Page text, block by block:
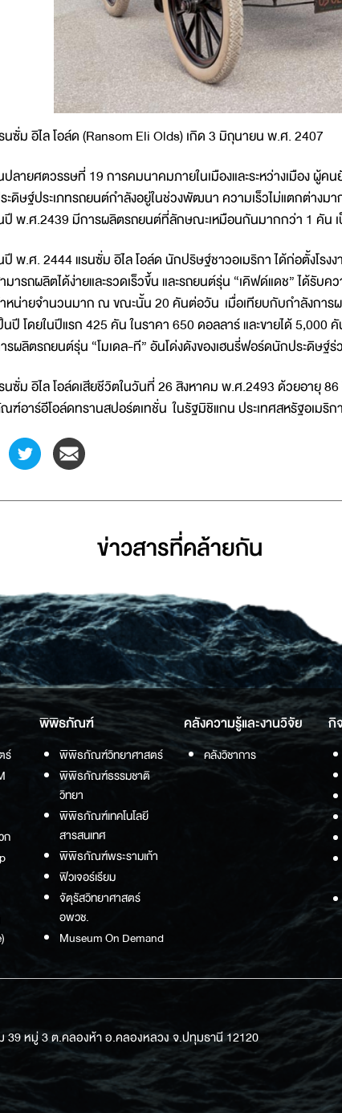
นซั่ม อิไล โอล์ด (Ransom Eli Olds) เกิด 3 มิถุนายน พ.ศ. 2407
ปลายศตวรรษที่ 19 การคมนาคมภายในเมืองและระหว่างเมือง ผู้คน
ะดิษฐ์ประเภทรถยนต์กำลังอยู่ในช่วงพัฒนา ความเร็วไม่แตกต่างม
ปี พ.ศ.2439 มีการผลิตรถยนต์ที่ลักษณะเหมือนกันมากกว่า 1 คัน เ
ปี พ.ศ. 2444 แรนซั่ม อิไล โอล์ด นักปริษฐ์ชาวอเมริกา ได้ก่อตั้งโร
มารถผลิตได้ง่ายและรวดเร็วขึ้น และรถยนต์รุ่น “เคิฟด์แดช” ได้รับ
หน่ายจำนวนมาก ณ ขณะนั้น 20 คันต่อวัน เมื่อเทียบกับกำลังการผ
นปี โดยในปีแรก 425 คัน ในราคา 650 ดอลลาร์ และขายได้
รผลิตรถยนต์รุ่น “โมเดล-ที” อันโด่งดังของเฮนรี่ฟอร์ดนักประดิษฐ์
นซั่ม อิไล โอล์ดเสียชีวิตในวันที่ 26 สิงหาคม พ.ศ.2493 ด้วยอายุ
ฑ์อาร์อีโอล์ดทรานสปอร์ตเทชั่น ในรัฐมิชิแกน ประเทศสหรัฐอเมริก
ข่าวสารที่่คล้ายกัน
ร์
ก
พิพิธภัณฑ์
พิพิธภัณฑ์วิทยาศาสตร์
พิพิธภัณฑ์ธรรมชาติ
วิทยา
พิพิธภัณฑ์เทคโนโลยี
สารสนเทศ
พิพิธภัณฑ์พระรามเก้า
ฟิวเจอร์เรียม
จัตุรัสวิทยาศาสตร์
อพวช.
Museum On Demand
คลังความรู้และงานวิจัย
คลังวิชาการ
กิ
39 หมู่ 3 ต.คลองห้า อ.คลองหลวง จ.ปทุมธานี 12120